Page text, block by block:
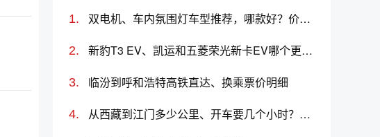
双电机、车内氛围灯车型推荐，哪款好？价格及选购指南
新豹T3 EV、凯运和五菱荣光新卡EV哪个更值得买？性价比、配置对比
临汾到呼和浩特高铁直达、换乘票价明细
从西藏到江门多少公里、开车要几个小时？过路费、油费等